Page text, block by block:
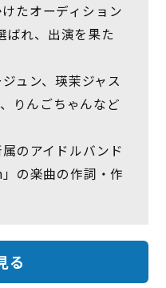
たオーディション
ばれ、出演を果た
ュン、瑛茉ジャス
りんごちゃんなど
のアイドルバンド
の楽曲の作詞・作
る